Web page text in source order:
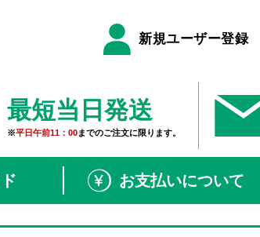
新規ユーザー登録
最短当日発送
※平日午前11：00までのご注文に限ります。
お支払いについて